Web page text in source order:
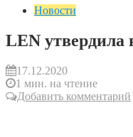
Новости
LEN
17.12.2020
1 мин. на чтение
Добавить комментарий